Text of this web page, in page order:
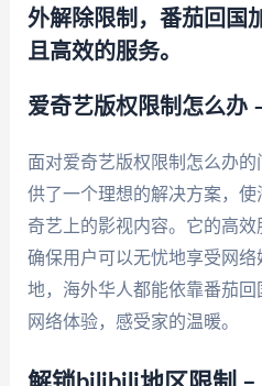
外解除限制，番茄回国
且高效的服务。
爱奇艺版权限制怎么办
面对爱奇艺版权限制怎么办
供了一个理想的解决方案，
奇艺上的影视内容。它的高效
确保用户可以无忧地享受网
地，海外华人都能依靠番茄
网络体验，感受家的温暖。